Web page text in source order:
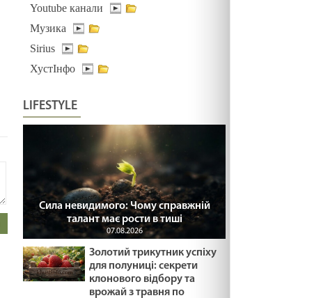
КУДИ ПАЛКА ВПАДЕ /1503/ Майтеся файно
19.02.2025
НЕ ДО КІНЦЯ /1502/ Майтеся файно
МАШИНА ЧАСУ /1501/ Майтеся файно
ПЕРЕЛОМ ЖИТТЯ /1500/ Майтеся файно
19.02.2025
Знатися з Ісусом
19.02.2025
Youtube канали
Музика
Sirius
ХустІнфо
LIFESTYLE
Сила невидимого: Чому справжній
талант має рости в тиші
07.08.2026
Золотий трикутник успіху
для полуниці: секрети
клонового відбору та
врожай з травня по